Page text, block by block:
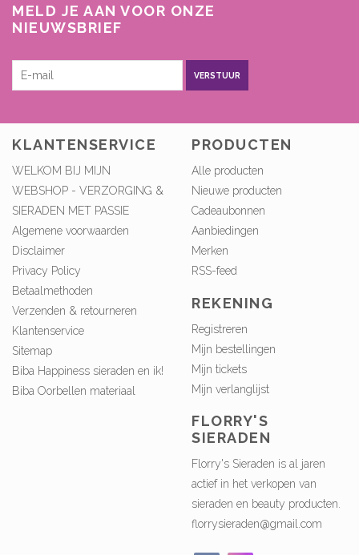
MELD JE AAN VOOR ONZE
NIEUWSBRIEF
VERSTUUR
KLANTENSERVICE
WELKOM BIJ MIJN
WEBSHOP - VERZORGING &
SIERADEN MET PASSIE
Algemene voorwaarden
Disclaimer
Privacy Policy
Betaalmethoden
Verzenden & retourneren
Klantenservice
Sitemap
Biba Happiness sieraden en ik!
Biba Oorbellen materiaal
PRODUCTEN
Alle producten
Nieuwe producten
Cadeaubonnen
Aanbiedingen
Merken
RSS-feed
REKENING
Registreren
Mijn bestellingen
Mijn tickets
Mijn verlanglijst
FLORRY'S
SIERADEN
Florry's Sieraden is al jaren
actief in het verkopen van
sieraden en beauty producten.
florrysieraden@gmail.com